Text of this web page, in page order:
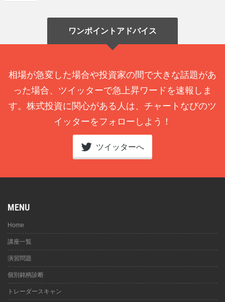
ワンポイントアドバイス
相場が急変した場合や投資家の間で大きな話題があ
った場合、ツイッターで急上昇ワードを速報しま
す。株式投資に関心がある人は、チャートなびのツ
イッターをフォローしよう！
ツイッターへ
MENU
Home
講座一覧
演習問題
個別銘柄診断
トレーダースキャン